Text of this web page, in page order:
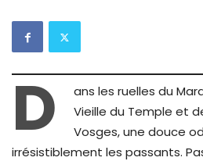
D
ans les ruelles du
Vieille du Temple et
Vosges, une douce
irrésistiblement les passants.